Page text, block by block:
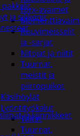
torx-avaimet
Ruuvimeisselit
ja -sarjat
Nitojat ja niitit
Tuurnat,
meistit ja
piirtopuikot
Käsihöylät
Lyöntityökalut
Taltat
Tuurnat,
ja silikonit
ja kiinnikkeet